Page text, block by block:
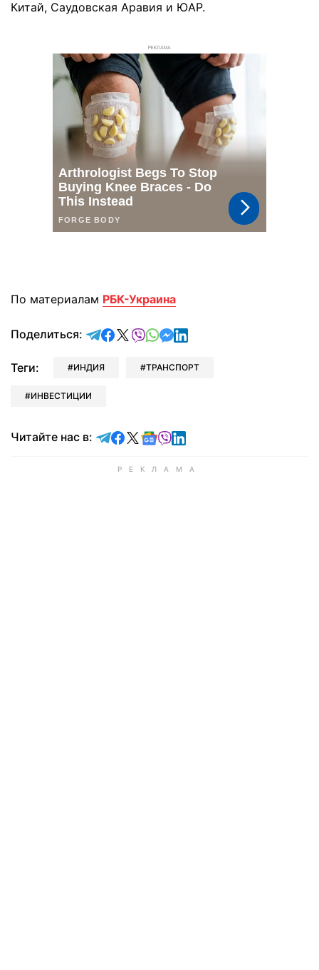
Китай, Саудовская Аравия и ЮАР.
РЕКЛАМА
По материалам РБК-Украина
Поделиться: отправить в Telegram
поделиться в Facebook
поделиться в X
отправить в Viber
отправить в Whatsapp
отправить в Messenger
отправить в LinkedIn
Теги: ИНДИЯ ТРАНСПОРТ
ИНВЕСТИЦИИ
Читайте нас в: Читайте в Telegram
Читайте в Facebook
Читайте в X
Читайте в Google news
Читайте в Viber
Читайте в LinkedIn